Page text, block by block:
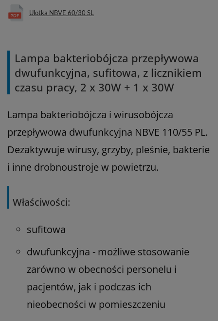
Ulotka NBVE 60/30 SL
Lampa bakteriobójcza przepływowa
dwufunkcyjna, sufitowa, z licznikiem
czasu pracy, 2 x 30W + 1 x 30W
Lampa bakteriobójcza i wirusobójcza
przepływowa dwufunkcyjna NBVE 110/55 PL.
Dezaktywuje wirusy, grzyby, pleśnie, bakterie
i inne drobnoustroje w powietrzu.
Właściwości:
sufitowa
dwufunkcyjna - możliwe stosowanie
zarówno w obecności personelu i
pacjentów, jak i podczas ich
nieobecności w pomieszczeniu